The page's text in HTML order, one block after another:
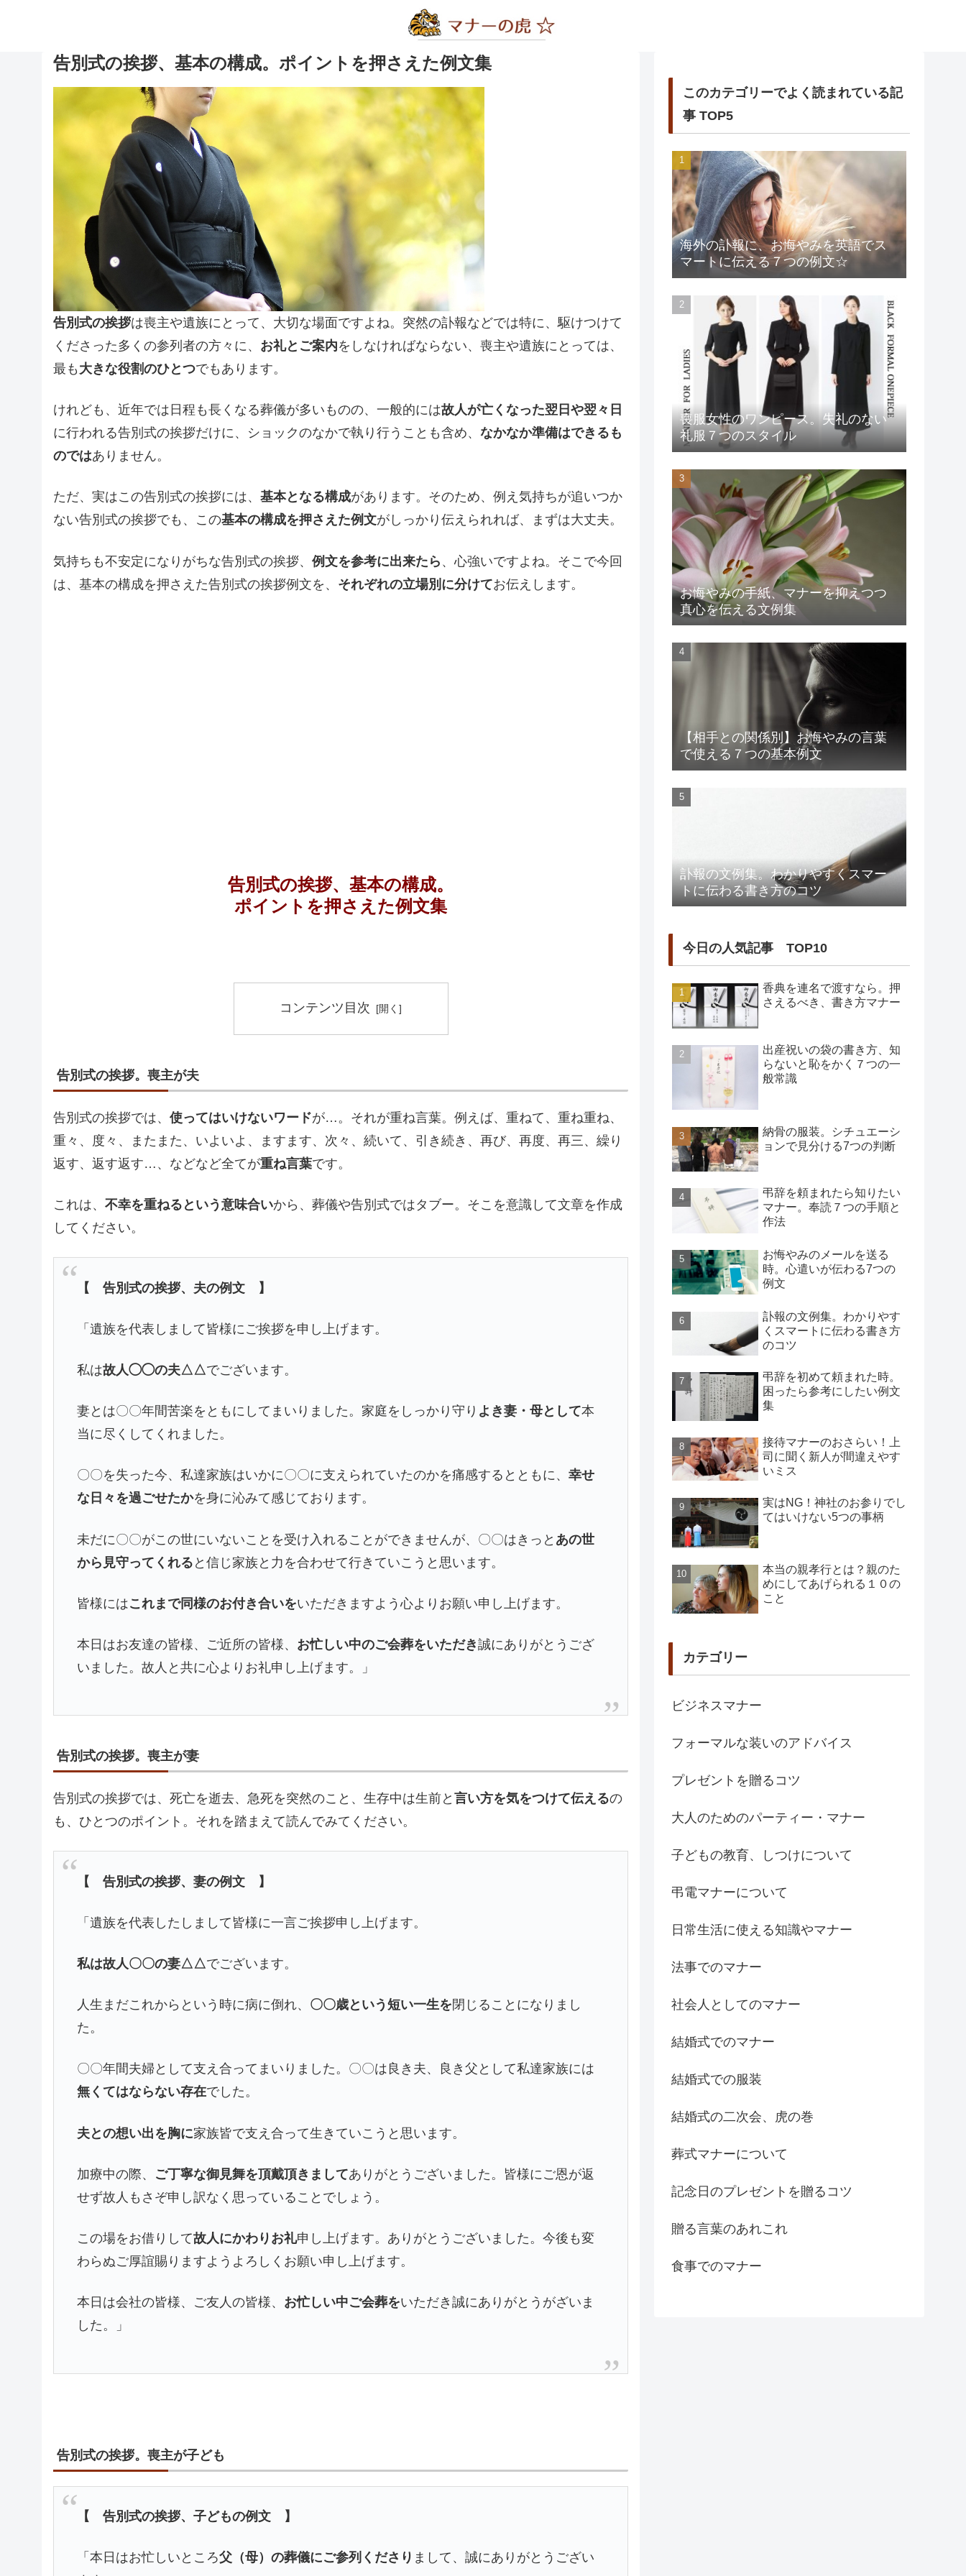
告別式の挨拶、基本の構成。ポイントを押さえた例文集
告別式の挨拶は喪主や遺族にとって、大切な場面ですよね。突然の訃報などでは特に、駆けつけて
くださった多くの参列者の方々に、 お礼とご案内をしなければならない、喪主や遺族にとっては、
最も 大きな役割のひとつでもあります。
けれども、近年では日程も長くなる葬儀が多いものの、一般的には故人が亡くなった翌日や翌々日
に行われる告別式の挨拶だけに、ショックのなかで執り行うことも含め、 なかなか準備はできるも
のではありません。
ただ、実はこの告別式の挨拶には、 基本となる構成があります。そのため、例え気持ちが追いつか
ない告別式の挨拶でも、この基本の構成を押さえた例文がしっかり伝えられれば、まずは大丈夫。
気持ちも不安定になりがちな告別式の挨拶、 例文を参考に出来たら 、心強いですよね。そこで今回
は、基本の構成を押さえた告別式の挨拶例文を、 それぞれの立場別に分けてお伝えします。
告別式の挨拶、基本の構成。
ポイントを押さえた例文集
コンテンツ目次
告別式の挨拶。喪主が夫
告別式の挨拶では、 使ってはいけないワードが…。それが重ね言葉。例えば、重ねて、重ね重ね、
重々、度々、またまた、いよいよ、ますます、次々、続いて、引き続き、再び、再度、再三、繰り
返す、返す返す…、などなど全てが重ね言葉です。
これは、 不幸を重ねるという意味合いから、葬儀や告別式ではタブー。そこを意識して文章を作成
してください。
【 告別式の挨拶、夫の例文 】
「遺族を代表しまして皆様にご挨拶を申し上げます。
私は故人◯◯の夫△△でございます。
妻とは〇〇年間苦楽をともにしてまいりました。家庭をしっかり守り よき妻・母として本
当に尽くしてくれました。
〇〇を失った今、私達家族はいかに〇〇に支えられていたのかを痛感するとともに、幸せ
な日々を過ごせたかを身に沁みて感じております。
未だに〇〇がこの世にいないことを受け入れることができませんが、〇〇はきっと あの世
から見守ってくれる と信じ家族と力を合わせて行きていこうと思います。
皆様にはこれまで同様のお付き合いをいただきますよう心よりお願い申し上げます。
本日はお友達の皆様、ご近所の皆様、 お忙しい中のご会葬をいただき誠にありがとうござ
いました。故人と共に心よりお礼申し上げます。」
告別式の挨拶。喪主が妻
告別式の挨拶では、死亡を逝去、急死を突然のこと、生存中は生前と 言い方を気をつけて伝えるの
も、ひとつのポイント。それを踏まえて読んでみてください。
【 告別式の挨拶、妻の例文 】
「遺族を代表したしまして皆様に一言ご挨拶申し上げます。
私は故人〇〇の妻△△でございます。
人生まだこれからという時に病に倒れ、 〇〇歳という短い一生を閉じることになりまし
た。
〇〇年間夫婦として支え合ってまいりました。〇〇は良き夫、良き父として私達家族には
無くてはならない存在でした。
夫との想い出を胸に家族皆で支え合って生きていこうと思います。
加療中の際、 ご丁寧な御見舞を頂戴頂きましてありがとうございました。皆様にご恩が返
せず故人もさぞ申し訳なく思っていることでしょう。
この場をお借りして故人にかわりお礼申し上げます。ありがとうございました。今後も変
わらぬご厚誼賜りますようよろしくお願い申し上げます。
本日は会社の皆様、ご友人の皆様、 お忙しい中ご会葬をいただき誠にありがとうがざいま
した。」
告別式の挨拶。喪主が子ども
【 告別式の挨拶、子どもの例文 】
「本日はお忙しいところ父（母）の葬儀にご参列くださり まして、誠にありがとうござい
このカテゴリーでよく読まれている記
事 TOP5
海外の訃報に、お悔やみを英語でス
マートに伝える７つの例文☆
喪服女性のワンピース。失礼のない
礼服７つのスタイル
お悔やみの手紙、マナーを抑えつつ
真心を伝える文例集
【相手との関係別】お悔やみの言葉
で使える７つの基本例文
訃報の文例集。わかりやすくスマー
トに伝わる書き方のコツ
今日の人気記事 TOP10
香典を連名で渡すなら。押
さえるべき、書き方マナー
出産祝いの袋の書き方、知
らないと恥をかく７つの一
般常識
納骨の服装。シチュエーシ
ョンで見分ける7つの判断
弔辞を頼まれたら知りたい
マナー。奉読７つの手順と
作法
お悔やみのメールを送る
時。心遣いが伝わる7つの
例文
訃報の文例集。わかりやす
くスマートに伝わる書き方
のコツ
弔辞を初めて頼まれた時。
困ったら参考にしたい例文
集
接待マナーのおさらい！上
司に聞く新人が間違えやす
いミス
実はNG！神社のお参りでし
てはいけない5つの事柄
本当の親孝行とは？親のた
めにしてあげられる１０の
こと
カテゴリー
ビジネスマナー
フォーマルな装いのアドバイス
プレゼントを贈るコツ
大人のためのパーティー・マナー
子どもの教育、しつけについて
弔電マナーについて
日常生活に使える知識やマナー
法事でのマナー
社会人としてのマナー
結婚式でのマナー
結婚式での服装
結婚式の二次会、虎の巻
葬式マナーについて
記念日のプレゼントを贈るコツ
贈る言葉のあれこれ
食事でのマナー